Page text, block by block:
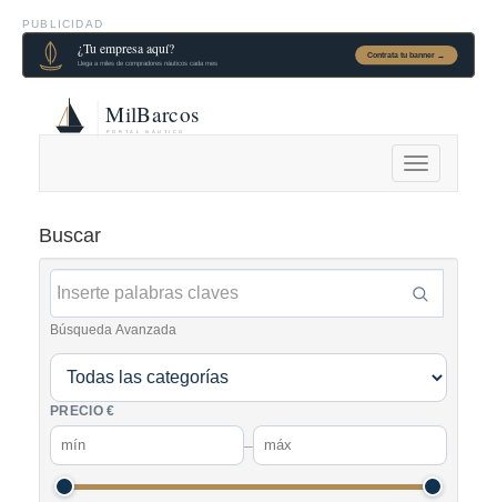
PUBLICIDAD
Alternar
navegación
Buscar
Búsqueda Avanzada
PRECIO €
–